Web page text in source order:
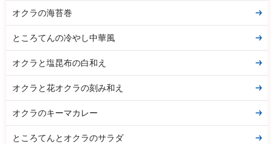
オクラの海苔巻
ところてんの冷やし中華風
オクラと塩昆布の白和え
オクラと花オクラの刻み和え
オクラのキーマカレー
ところてんとオクラのサラダ